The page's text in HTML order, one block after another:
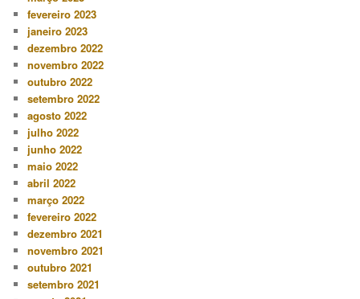
fevereiro 2023
janeiro 2023
dezembro 2022
novembro 2022
outubro 2022
setembro 2022
agosto 2022
julho 2022
junho 2022
maio 2022
abril 2022
março 2022
fevereiro 2022
dezembro 2021
novembro 2021
outubro 2021
setembro 2021